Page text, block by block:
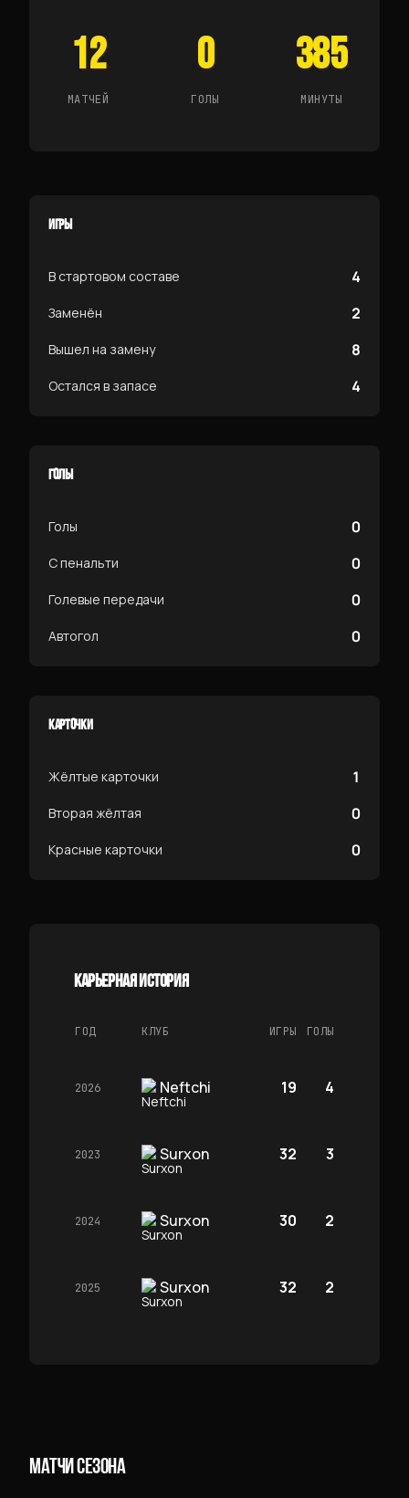
12
МАТЧЕЙ
0
ГОЛЫ
385
МИНУТЫ
ИГРЫ
В стартовом составе 4
Заменён 2
Вышел на замену 8
Остался в запасе 4
ГОЛЫ
Голы 0
С пенальти 0
Голевые передачи 0
Автогол 0
КАРТОЧКИ
Жёлтые карточки 1
Вторая жёлтая 0
Красные карточки 0
КАРЬЕРНАЯ ИСТОРИЯ
ГОД КЛУБ ИГРЫ ГОЛЫ
2026 Neftchi 19 4
2023 Surxon 32 3
2024 Surxon 30 2
2025 Surxon 32 2
МАТЧИ СЕЗОНА